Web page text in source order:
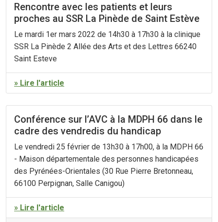
Rencontre avec les patients et leurs
proches au SSR La Pinède de Saint Estève
Le mardi 1er mars 2022 de 14h30 à 17h30 à la clinique
SSR La Pinède 2 Allée des Arts et des Lettres 66240
Saint Esteve
» Lire l'article
Conférence sur l’AVC à la MDPH 66 dans le
cadre des vendredis du handicap
Le vendredi 25 février de 13h30 à 17h00, à la MDPH 66
- Maison départementale des personnes handicapées
des Pyrénées-Orientales (30 Rue Pierre Bretonneau,
66100 Perpignan, Salle Canigou)
» Lire l'article